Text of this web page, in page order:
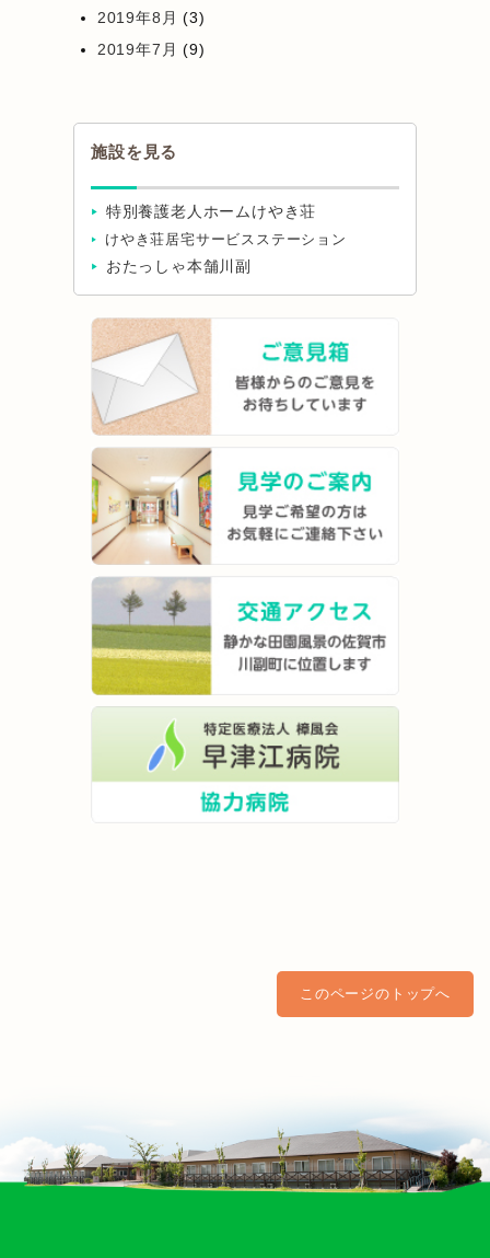
2019年8月 (3)
2019年7月 (9)
施設を見る
特別養護老人ホームけやき荘
けやき荘居宅サービスステーション
おたっしゃ本舗川副
このページのトップへ